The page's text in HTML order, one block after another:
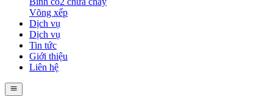
Võng xếp
Dịch vụ
Dịch vụ
Tin tức
Giới thiệu
Liên hệ